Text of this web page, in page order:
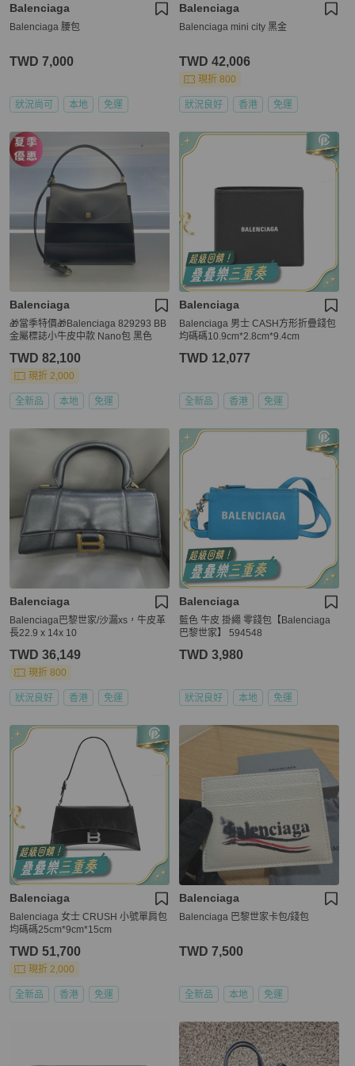
Balenciaga
Balenciaga 腰包
TWD 7,000
狀況尚可 本地 免運
Balenciaga
Balenciaga mini city 黑金
TWD 42,006
現折 800
狀況良好 香港 免運
Balenciaga
🎁當季特價🎁Balenciaga 829293 BB
金屬標誌小牛皮中款 Nano包 黑色
TWD 82,100
現折 2,000
全新品 本地 免運
Balenciaga
Balenciaga 男士 CASH方形折疊錢包
均碼碼10.9cm*2.8cm*9.4cm
TWD 12,077
全新品 香港 免運
Balenciaga
Balenciaga巴黎世家/沙漏xs，牛皮革
長22.9 x 14x 10
TWD 36,149
現折 800
狀況良好 香港 免運
Balenciaga
藍色 牛皮 掛繩 零錢包【Balenciaga
巴黎世家】 594548
TWD 3,980
狀況良好 本地 免運
Balenciaga
Balenciaga 女士 CRUSH 小號單肩包
均碼碼25cm*9cm*15cm
TWD 51,700
現折 2,000
全新品 香港 免運
Balenciaga
Balenciaga 巴黎世家卡包/錢包
TWD 7,500
全新品 本地 免運